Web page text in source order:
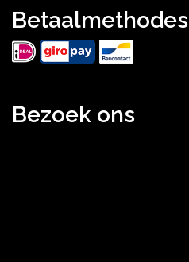
Betaalmethodes
Bezoek ons